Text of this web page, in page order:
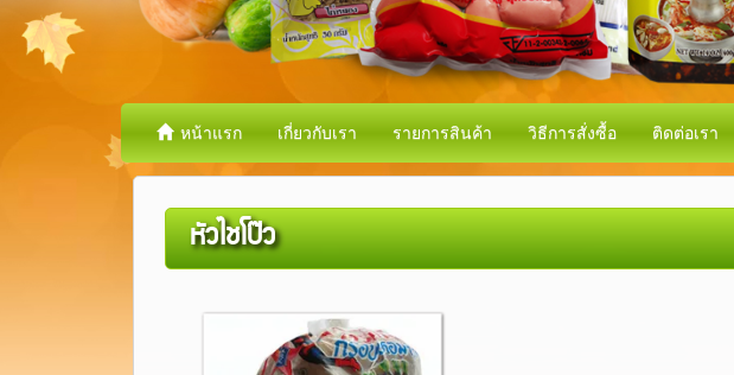
หน้าแรก เกี่ยวกับเรา รายการสินค้า วิธีการสั่งซื้อ ติดต่อเรา
หัวไชโป๊ว